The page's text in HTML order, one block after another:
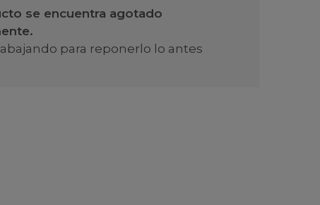
se encuentra agotado
para reponerlo lo antes